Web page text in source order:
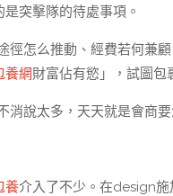
突擊隊的待處事項。
徑怎么推動、經費若何兼
養網財富佔有慾」，試圖包
說太多，天天就是會商
養介入了不少。在design